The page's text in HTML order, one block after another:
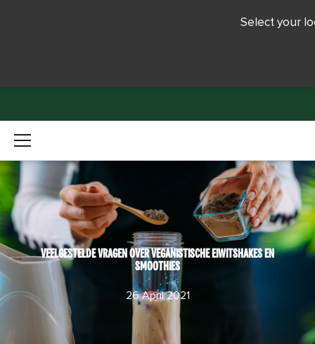
VEELGESTELDE VRAGEN OVER VEGANISTISCHE EIWITSHAKES EN
SMOOTHIES
26 April 2021
Select your